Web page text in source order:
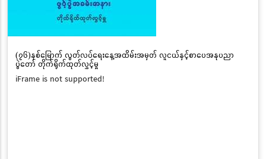
(၇၆)နှစ်မြောက် လွတ်လပ်ရေးနေ့အထိမ်းအမှတ် လူငယ်နှင့်စာပေအနုပညာ
ပွဲတော် တိုက်ရိုက်ထုတ်လွှင့်မှု
iFrame is not supported!